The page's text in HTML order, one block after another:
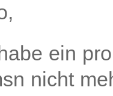
ein
nicht